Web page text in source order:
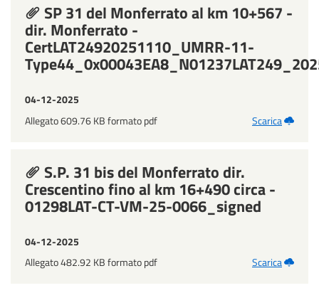
SP 31 del Monferrato al km 10+567 -
dir. Monferrato -
CertLAT24920251110_UMRR-11-
04-12-2025
Allegato 609.76 KB formato pdf
Scarica
S.P. 31 bis del Monferrato dir.
Crescentino fino al km 16+490 circa -
01298LAT-CT-VM-25-0066_signed
04-12-2025
Allegato 482.92 KB formato pdf
Scarica